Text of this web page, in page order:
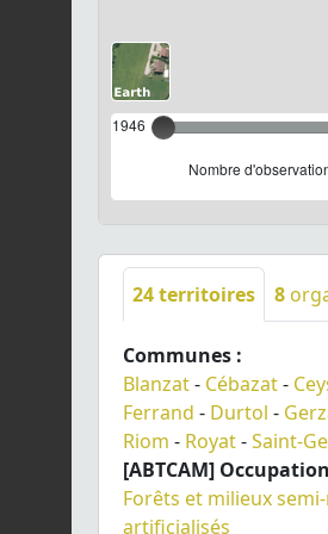
1946
Nombre
24territoires 8
Communes :
Blanzat- Cébazat-
Ferrand - Durtol -
Riom - Royat-Saint-
[ABTCAM]
Forêts et milieux
artificialisés